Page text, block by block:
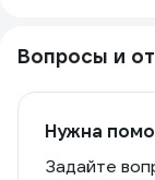
Вопросы и
Нужна
Задайте